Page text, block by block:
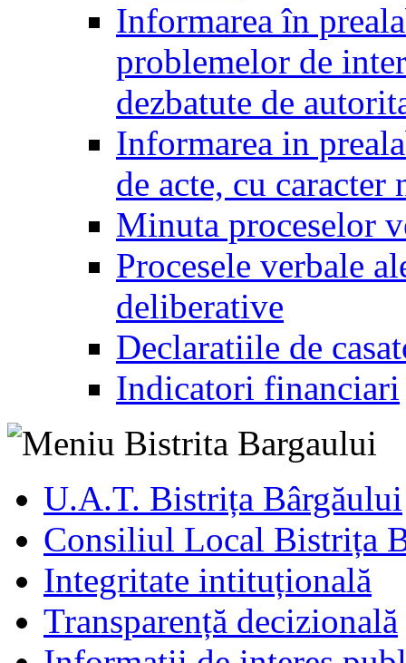
Informarea în
problemelor de
dezbatute de
Informarea in
de acte, cu caracter
Minuta proceselor
Procesele verbale
deliberative
Declaratiile de
Indicatori financiari
U.A.T. Bistrița Bârgăului
Consiliul Local Bistrița
Integritate intituțională
Transparență decizională